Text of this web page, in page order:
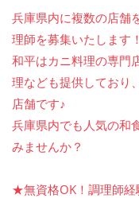
兵庫県内に複数の店舗
理師を募集いたします！
和平はカニ料理の専門
理なども提供しており
店舗です♪
兵庫県内でも人気の和
みませんか？
★無資格OK！調理師経